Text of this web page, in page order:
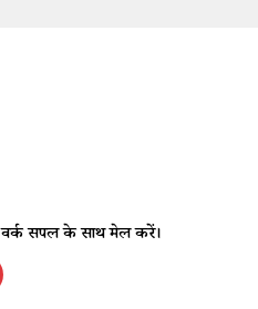
वर्क सैंपल के साथ मेल करें।